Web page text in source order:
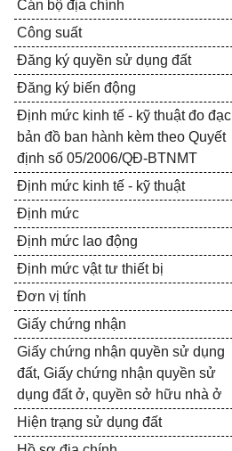
Cán bộ địa chính
Công suất
Đăng ký quyền sử dụng đất
Đăng ký biến động
Định mức kinh tế - kỹ thuật đo đạc
bản đồ ban hành kèm theo Quyết
định số 05/2006/QĐ-BTNMT
Định mức kinh tế - kỹ thuật
Định mức
Định mức lao động
Định mức vật tư thiết bị
Đơn vị tính
Giấy chứng nhận
Giấy chứng nhận quyền sử dụng
đất, Giấy chứng nhận quyền sử
dụng đất ở, quyền sở hữu nhà ở
Hiện trạng sử dụng đất